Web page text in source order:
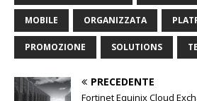
MOBILE ORGANIZZATA
PROMOZIONE SOLUTIONS
PRECEDENTE
Fortinet Equinix Cloud